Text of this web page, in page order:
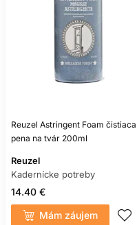
Reuzel Astringent Foam čistiaca
pena na tvár 200ml
Reuzel
Kadernícke potreby
14.40 €
Mám záujem